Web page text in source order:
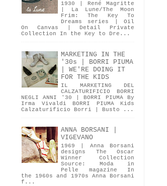
1930 | René Magritte
| La Lune/The Moon
Frim: The Key To
Dreams series | Oil
On Canvas | Detail Private
Collection In the Key to Dre...
MARKETING IN THE
'30s | BORRI PIUMA
| WE'RE DOING IT
FOR THE KIDS
IL MARKETING DEL
CALZATURIFICIO BORRI
NEGLI ANNI '30 | BORRI PIUMA By
Irma Vivaldi BORRI PIUMA Kids
Calzaturificio Borri | Busto ...
ANNA BORSANI |
VIGEVANO
1969 | Anna Borsani
designs The Oscar
Winner Collection
Source: Moda in
Pelle magazine In
the 1960s and 1970s Anna Borsani
f...